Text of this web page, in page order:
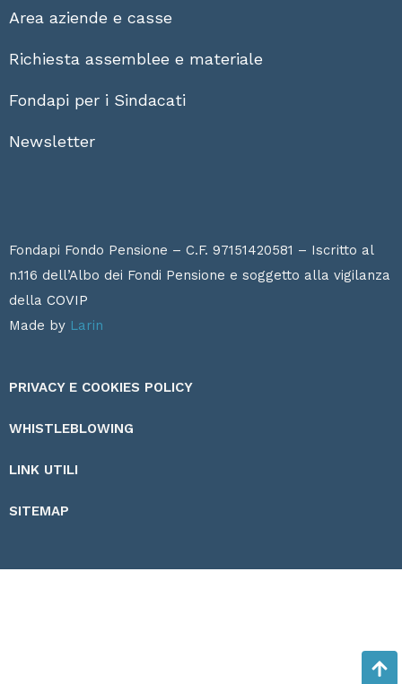
Area aziende e casse
Richiesta assemblee e materiale
Fondapi per i Sindacati
Newsletter
Fondapi Fondo Pensione – C.F. 97151420581 – Iscritto al
n.116 dell’Albo dei Fondi Pensione e soggetto alla vigilanza
della COVIP
Made by Larin
PRIVACY E COOKIES POLICY
WHISTLEBLOWING
LINK UTILI
SITEMAP